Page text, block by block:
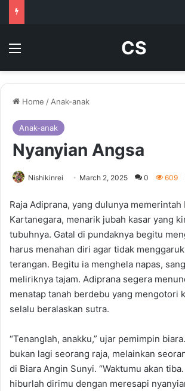
Menu CS
Home / Anak-anak
Anak-anak
Nyanyian Angsa
Nishikinrei March 2, 2025 0 609
Raja Adiprana, yang dulunya memerintah
Kartanegara, menarik jubah kasar yang
tubuhnya. Gatal di pundaknya begitu
harus menahan diri agar tidak
terangan. Begitu ia menghela napas,
meliriknya tajam. Adiprana segera
menatap tanah berdebu yang mengotori
selalu beralaskan sutra.
“Tenanglah, anakku,” ujar pemimpin
bukan lagi seorang raja, melainkan
di Biara Angin Sunyi. “Waktumu akan
hiburlah dirimu dengan meresapi